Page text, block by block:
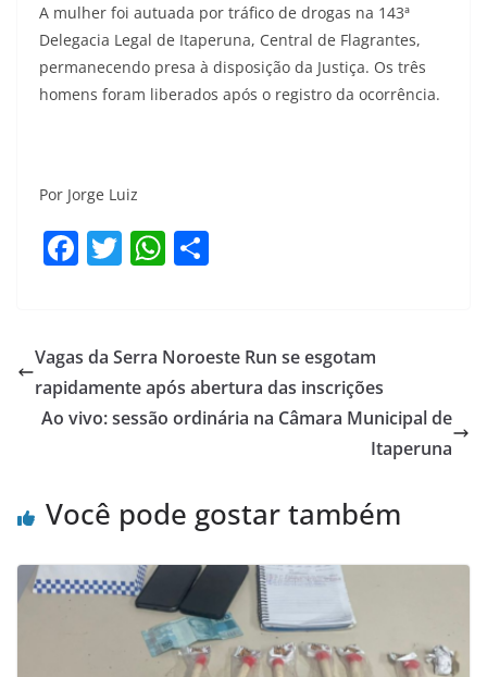
A mulher foi autuada por tráfico de drogas na 143ª
Delegacia Legal de Itaperuna, Central de Flagrantes,
permanecendo presa à disposição da Justiça. Os três
homens foram liberados após o registro da ocorrência.
Por Jorge Luiz
F
e
b
o
T
er
W
s
A
p
e
Vagas da Serra Noroeste Run se esgotam
rapidamente após abertura das inscrições
Ao vivo: sessão ordinária na Câmara Municipal de
Itaperuna
Você pode gostar também